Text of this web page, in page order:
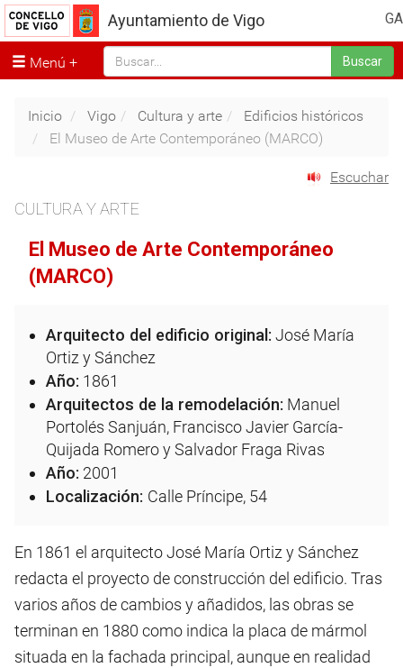
GA
Ayuntamiento de Vigo
Menú Buscar
Inicio Vigo Cultura y arte
Edificios históricos
El Museo de Arte Contemporáneo (MARCO)
Escuchar
CULTURA Y ARTE
El Museo de Arte Contemporáneo
(MARCO)
Arquitecto del edificio original: José María
Ortiz y Sánchez
Año: 1861
Arquitectos de la remodelación: Manuel
Portolés Sanjuán, Francisco Javier García-
Quijada Romero y Salvador Fraga Rivas
Año: 2001
Localización: Calle Príncipe, 54
En 1861 el arquitecto José María Ortiz y Sánchez
redacta el proyecto de construcción del edificio. Tras
varios años de cambios y añadidos, las obras se
terminan en 1880 como indica la placa de mármol
situada en la fachada principal, aunque en realidad